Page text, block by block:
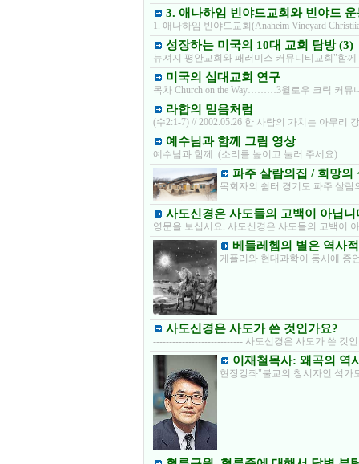
3. 애나하임 빈야드교회와 빈야드 운
1. 애나하임 빈야드교회(Anaheim Vineyard
성장하는 미국의 10대 교회 탐방 (3)
뉴져지 평안교회와 패러미스 커뮤니티교회"함
미국의 십대교회 연구
목차 Church on the Way………3윌로우 크릭 커
라합의 믿음처럼
(수2:1-7) // 2002.05.26 한 사람의 가치는 아무리
예수님과 함께 그림 영상
예수님과 함께..(소리를 높이고 눌러 주세요)
파주 살람의집 / 희망의
목회자의 쉼터 경기도 파주 살람
사도신경은 사도들의 고백이 아닙니
영문을 보십시요. 사도신경은 사도들의 고백이
베들레헴의 별은 역사
케플러와 현대과학이 동시에 증
사도신경은 사도가 쓴 것인가요?
---------------------------- 사도신경은 사도가 쓴 것
이재철목사: 왜곡의 역
현장강좌"불교의 창시자인 석가